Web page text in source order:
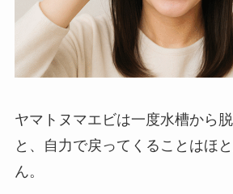
ヤマトヌマエビは一度水槽から
と、自力で戻ってくることはほ
ん。